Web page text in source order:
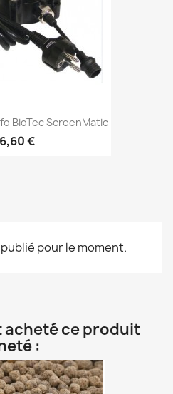
BioTec ScreenMatic
€
pour le moment.
acheté ce produit
: